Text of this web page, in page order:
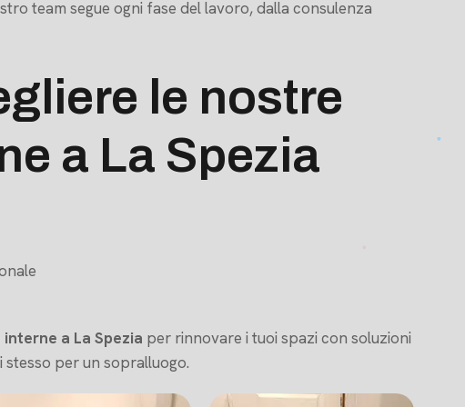
team segue ogni fase del lavoro, dalla consulenza
le nostre
a La Spezia
a La Spezia per rinnovare i tuoi spazi con soluzioni
per un sopralluogo.